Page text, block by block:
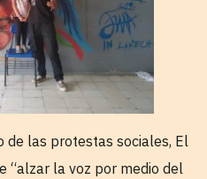
de las protestas sociales, El
“alzar la voz por medio del